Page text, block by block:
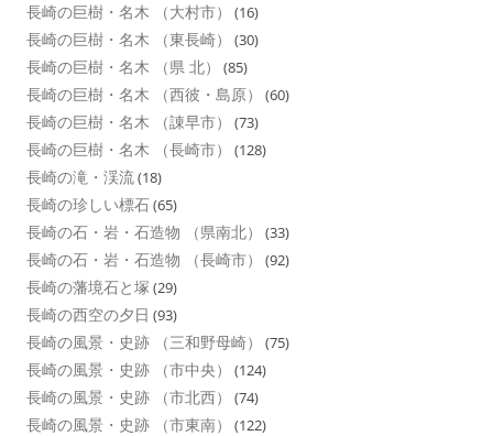
長崎の巨樹・名木 （大村市） (16)
長崎の巨樹・名木 （東長崎） (30)
長崎の巨樹・名木 （県 北） (85)
長崎の巨樹・名木 （西彼・島原） (60)
長崎の巨樹・名木 （諌早市） (73)
長崎の巨樹・名木 （長崎市） (128)
長崎の滝・渓流(18)
長崎の珍しい標石(65)
長崎の石・岩・石造物 （県南北） (33)
長崎の石・岩・石造物 （長崎市） (92)
長崎の藩境石と塚 (29)
長崎の西空の夕日 (93)
長崎の風景・史跡 （三和野母崎） (75)
長崎の風景・史跡 （市中央） (124)
長崎の風景・史跡 （市北西） (74)
長崎の風景・史跡 （市東南） (122)